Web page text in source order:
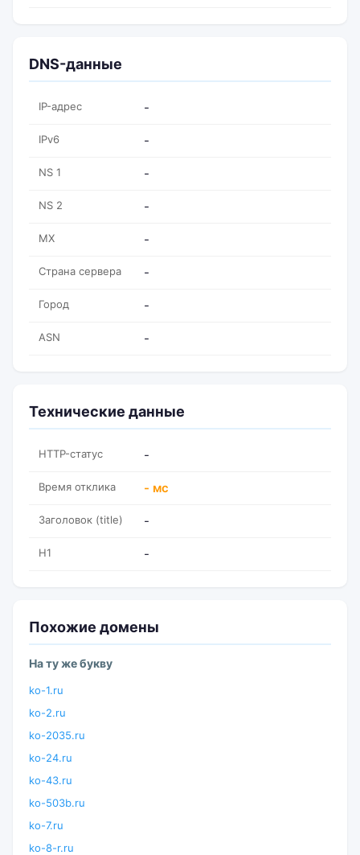
DNS-данные
IP-адрес -
IPv6 -
NS 1 -
NS 2 -
MX -
Страна сервера -
Город -
ASN -
Технические данные
HTTP-статус -
Время отклика - мс
Заголовок (title) -
H1 -
Похожие домены
На ту же букву
ko-1.ru
ko-2.ru
ko-2035.ru
ko-24.ru
ko-43.ru
ko-503b.ru
ko-7.ru
ko-8-r.ru